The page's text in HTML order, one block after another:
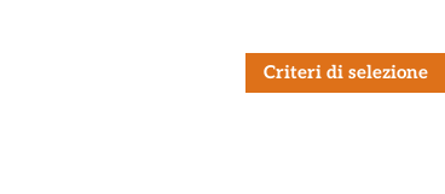
Criteri di selezione